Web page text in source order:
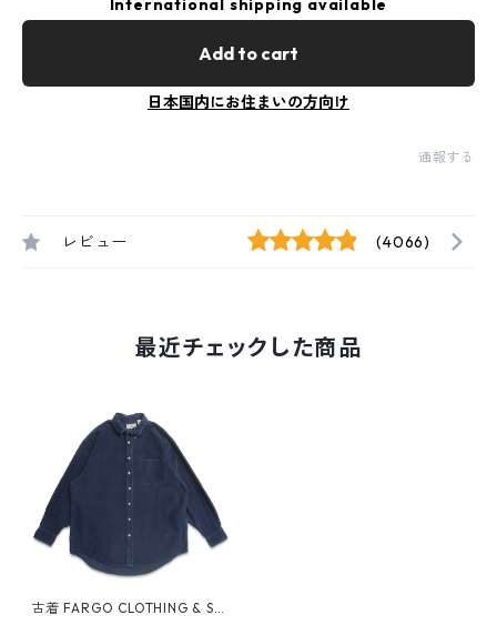
International shipping available
Add to cart
日本国内にお住まいの方向け
通報する
レビュー (4066)
最近チェックした商品
古着 FARGO CLOTHING & SU